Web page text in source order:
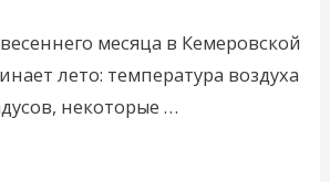
месяца в Кемеровской
лето: температура воздуха
некоторые …